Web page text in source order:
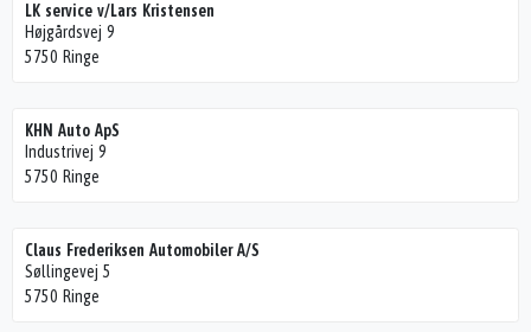
LK service v/Lars Kristensen
Højgårdsvej 9
5750 Ringe
KHN Auto ApS
Industrivej 9
5750 Ringe
Claus Frederiksen Automobiler A/S
Søllingevej 5
5750 Ringe